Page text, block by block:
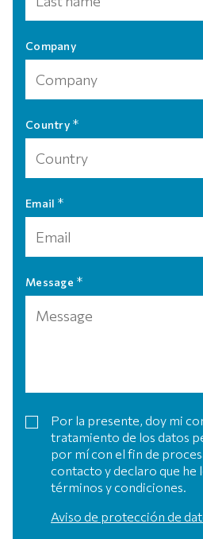
Company
Country *
Email *
Message *
Por la presente, doy mi
tratamiento de los datos
por mí con el fin de
contacto y declaro que he
términos y condiciones.
Aviso de protección de